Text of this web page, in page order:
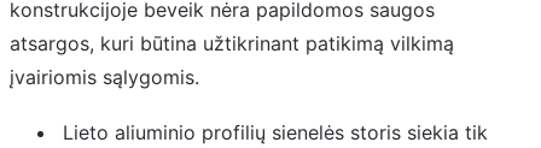
konstrukcijoje beveik nėra papildomos saugos
atsargos, kuri būtina užtikrinant patikimą vilkimą
įvairiomis sąlygomis.
Lieto aliuminio profilių sienelės storis siekia tik